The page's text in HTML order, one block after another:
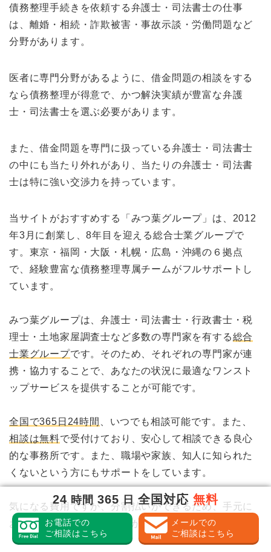
債務整理手続きを依頼する弁護士・司法書士の仕事
は、離婚・相続・詐欺被害・事故示談・労働問題など
分野があります。
医者に専門分野があるように、借金問題の相談をする
なら債務整理が得意で、かつ解決実績が豊富な弁護
士・司法書士を選ぶ必要があります。
また、借金問題を専門に扱っている弁護士・司法書士
の中にも当たり外れがあり、当たりの弁護士・司法書
士は特に強い交渉力を持っています。
当サイトがおすすめする「みつ葉グループ」は、2012
年3月に創業し、8年目を迎える総合士業グループで
す。東京・福岡・大阪・札幌・広島・沖縄の６拠点
で、経験豊富な債務整理専属チームがフルサポートし
ています。
みつ葉グループは、弁護士・司法書士・行政書士・税
理士・土地家屋調査士など多数の専門家を有する総合
士業グループです。そのため、それぞれの専門家が連
携・協力することで、あなたの状況に最適なワンスト
ップサービスを提供することが可能です。
全国で365日24時間
、いつでも相談可能です。また、
相談は無料で受付けており、安心して相談できる良心
的な事務所です。また、職場や家族、知人に知られた
くないという方にもサポートをしています。
気になる費用ですが、分割払いができるため、手元に
お金がなくても気軽に相談ができます。
24時間 365 日全国対応 無料
お電話での
ご相談はこちら
メールでの
ご相談はこちら